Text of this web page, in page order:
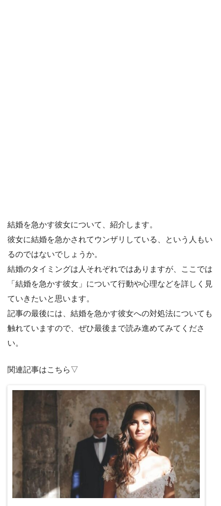
結婚を急かす彼女について、紹介します。
彼女に結婚を急かされてウンザリしている、という人もい
るのではないでしょうか。
結婚のタイミングは人それぞれではありますが、ここでは
「結婚を急かす彼女」について行動や心理などを詳しく見
ていきたいと思います。
記事の最後には、結婚を急かす彼女への対処法についても
触れていますので、ぜひ最後まで読み進めてみてくださ
い。
関連記事はこちら▽